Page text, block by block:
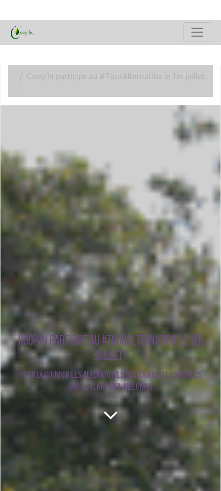
Coop'In participe au #TourAlternatiba le 1er juillet
!
Coop'In participe au #TourAlternatiba le 1er
juillet !
Pour découvrir les alternatives écologiques et sociales
sur le territoire melunais